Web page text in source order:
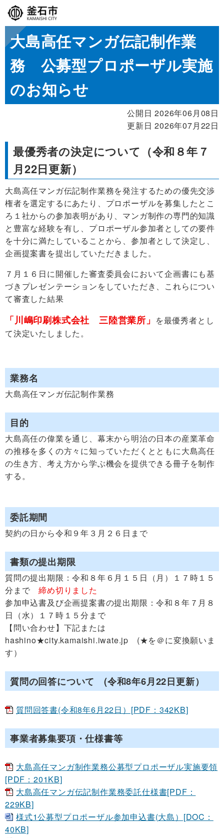
大島高任マンガ伝記制作業
務 公募型プロポーザル実施
のお知らせ
公開日 2026年06月08日
更新日 2026年07月22日
最優秀者の決定について（令和８年７
月22日更新）
大島高任マンガ伝記制作業務を発注するための優先交渉
権者を選定するにあたり、プロポーザルを募集したとこ
ろ１社からの参加表明があり、マンガ制作の専門的知識
と豊富な経験を有し、プロポーザル参加者としての要件
を十分に満たしていることから、参加者として決定し、
企画提案書を提出していただきました。
７月１６日に開催した審査委員会において企画書にも基
づきプレゼンテーションをしていただき、これらについ
て審査した結果
「川嶋印刷株式会社 三陸営業所」 を最優秀者とし
て決定いたしました。
業務名
大島高任マンガ伝記制作業務
目的
大島高任の偉業を通じ、幕末から明治の日本の産業革命
の推移を多くの方々に知っていただくとともに大島高任
の生き方、考え方から学ぶ機会を提供できる冊子を制作
する。
委託期間
契約の日から令和９年３月２６日まで
書類の提出期限
質問の提出期限：令和８年６月１５日（月）１７時１５
分まで締め切りました
参加申込書及び企画提案書の提出期限：令和８年７月８
日（水）１７時１５分まで
【問い合わせ】下記または
hashino★city.kamaishi.iwate.jp (★を＠に変換願いま
す）
質問の回答について (令和8年6月22日更新）
質問回答書(令和8年6月22日）[PDF：342KB]
事業者募集要項・仕様書等
大島高任マンガ制作業務公募型プロポーザル実施要領
[PDF：201KB]
大島高任マンガ伝記制作業務委託仕様書[PDF：
229KB]
様式1公募型プロポーザル参加申込書(大島）[DOC：
40KB]